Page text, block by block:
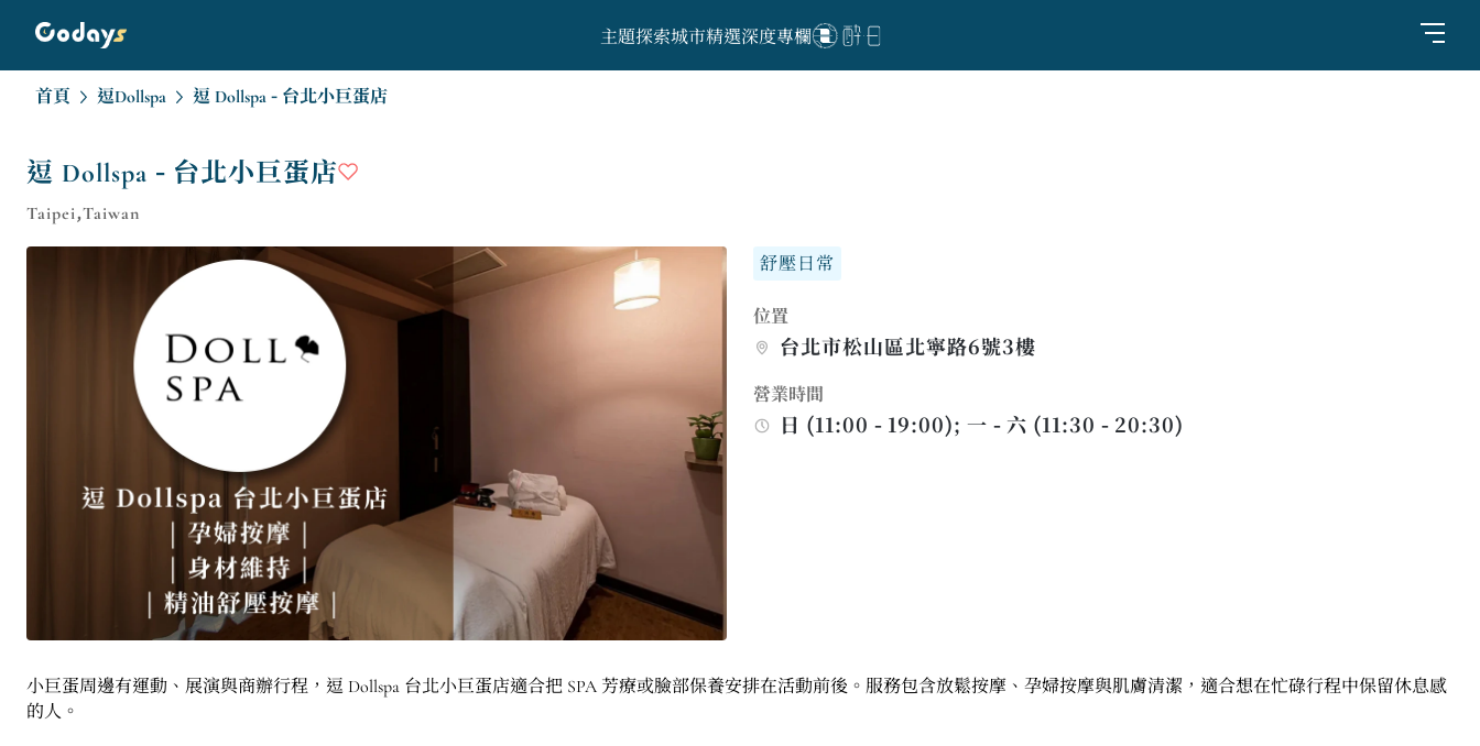
主題探索城市精選深度專欄
首頁 逗Dollspa 逗 Dollspa - 台北小巨蛋店
逗 Dollspa - 台北小巨蛋店
Taipei,Taiwan
舒壓日常
位置
台北市松山區北寧路6號3樓
營業時間
日 (11:00 - 19:00); 一 - 六 (11:30 - 20:30)
小巨蛋周邊有運動、展演與商辦行程，逗 Dollspa 台北小巨蛋店適合把 SPA 芳療或臉部保養安排在活動前後。服務包含放鬆按摩、孕婦按摩與肌膚清潔，適合想在忙碌行程中保留休息感
的人。